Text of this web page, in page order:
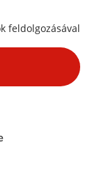
feldolgozásával